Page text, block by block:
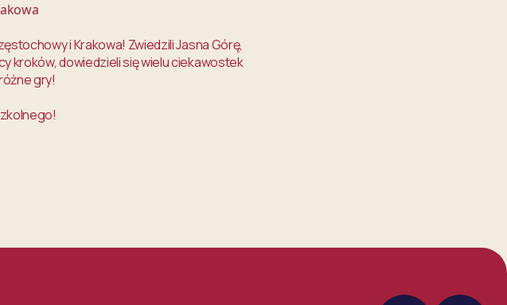
i Krakowa! Zwiedzili Jasna Górę,
kroków, dowiedzieli się wielu ciekawostek
gry!